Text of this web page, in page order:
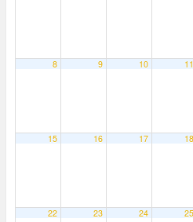
8 9 10 11
15 16 17 18
22 23 24 25